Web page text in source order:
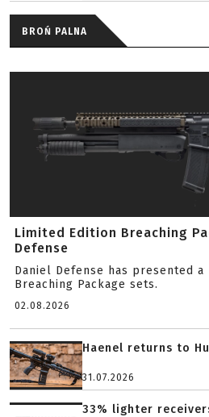
BROŃ PALNA
Limited Edition Breaching
Defense
Daniel Defense has presented
Breaching Package sets.
02.08.2026
Haenel returns to
31.07.2026
33% lighter